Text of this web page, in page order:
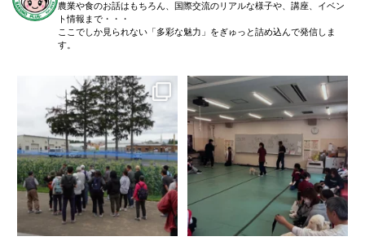
農業や食のお話はもちろん、国際交流のリアルな様子や、講座、イベン
ト情報まで・・・
ここでしか見られない「多彩な魅力」をぎゅっと詰め込んで発信しま
す。
＼農場見学講座を開催しました！
／...
108 0
「後期募集開始！」
6月27日(土)に、全5回に渡る犬のし
つけ教室(前期)が終了いたしまし
た。...
79 0